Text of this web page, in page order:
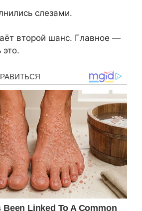
слезами.
второй шанс. Главное —
это.